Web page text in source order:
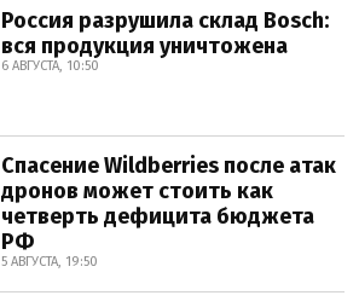
Россия разрушила склад Bosch:
вся продукция уничтожена
6 АВГУСТА, 10:50
Спасение Wildberries после атак
дронов может стоить как
четверть дефицита бюджета
РФ
5 АВГУСТА, 19:50